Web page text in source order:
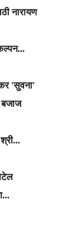
नारायण
'सुवना'